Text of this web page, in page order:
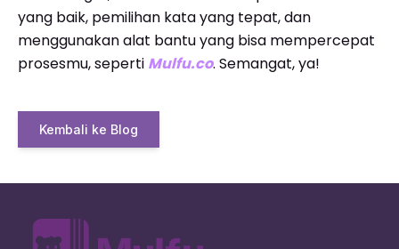
yang baik, pemilihan kata yang tepat, dan
menggunakan alat bantu yang bisa mempercepat
prosesmu, seperti Mulfu.co. Semangat, ya!
Kembali ke Blog